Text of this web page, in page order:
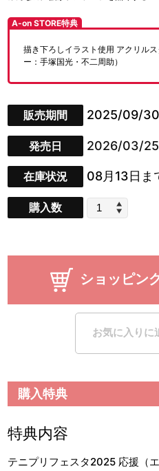
A-on STORE特典
描き下ろしイラスト使用 アクリル
ー：手塚国光・不二周助）
販売期間 2025/09/30
発売日 2026/03/25
在庫状況 08月13日ま
購入数
ショッピン
お気に入りに
購入特典
特典内容
テニプリフェスタ2025 応援（